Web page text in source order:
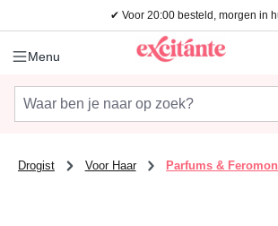
Ga naar de hoofdinhoud✔ Voor 20:00 besteld, morgen in
Menu
Drogist Voor Haar Parfums &